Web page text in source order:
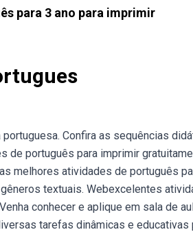
para 3 ano para imprimir
Confira as sequências
português para imprimir
melhores atividades de português
textuais. Webexcelentes
conhecer e aplique em sala de
tarefas dinâmicas e educativas